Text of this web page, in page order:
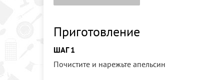
Приготовление
ШАГ 1
Почистите и нарежьте апельсин